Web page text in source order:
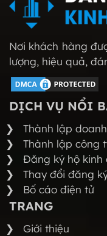
Nơi khách hàng
lượng, hiệu quả,
DỊCH VỤ NỔI
Thành lập
Thành lập công
Đăng ký hộ kinh
Thay đổi đăng
Bố cáo điện tử
TRANG
Giới thiệu